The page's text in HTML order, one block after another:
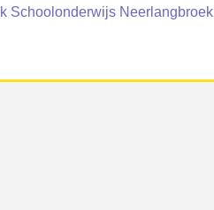
Schoolonderwijs Neerlangbroek